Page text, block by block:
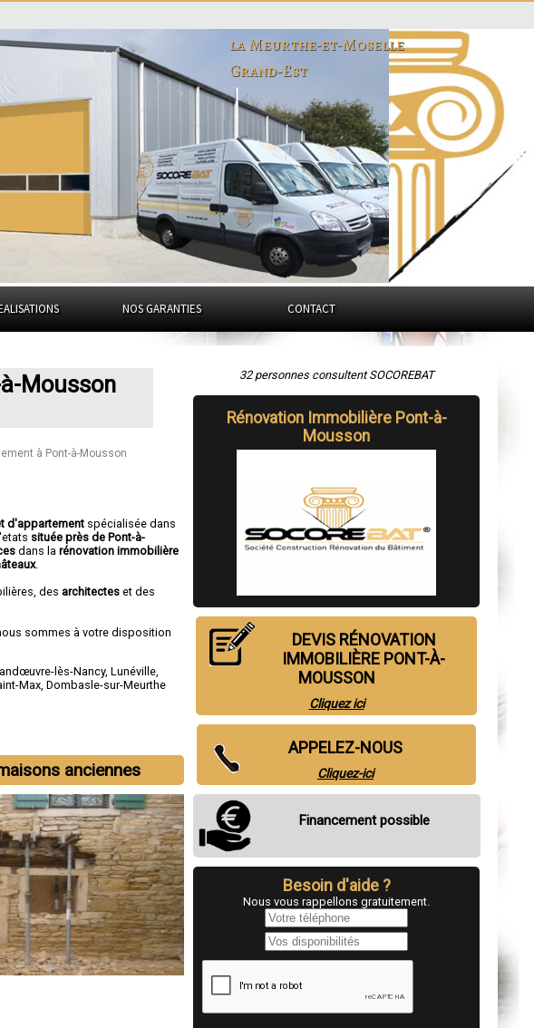
la Meurthe-et-Moselle
Grand-Est
NOS GARANTIES CONTACT
Mousson
à Pont-à-Mousson
d'appartement spécialisée dans
située près de Pont-à-
dans larénovation immobilière
.
des architectes et des
sommes à votre disposition
lès-Nancy,Lunéville
Max ,Dombasle-sur-Meurthe
anciennes
32 personnes consultent SOCOREBAT
Rénovation Immobilière Pont-à-
Mousson
DEVIS RÉNOVATION
IMMOBILIÈRE PONT-À-
MOUSSON
Cliquez ici
APPELEZ-NOUS
Cliquez-ici
Financement possible
Besoin d'aide ?
Nous vous rappellons gratuitement.